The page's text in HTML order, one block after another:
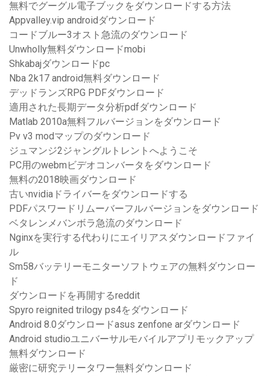
無料でグーグル電子ブックをダウンロードする方法
Appvalley.vip androidダウンロード
コードブルー3オスト急流のダウンロード
Unwholly無料ダウンロードmobi
Shkabajダウンロードpc
Nba 2k17 android無料ダウンロード
デッドランズRPG PDFダウンロード
適用された長期データ分析pdfダウンロード
Matlab 2010a無料フルバージョンをダウンロード
Pv v3 modマップのダウンロード
ジュマンジ2ジャングルトレントへようこそ
PC用のwebmビデオコンバータをダウンロード
無料の2018映画ダウンロード
古いnvidiaドライバーをダウンロードする
PDFパスワードリムーバーフルバージョンをダウンロード
ベタレンメバンボラ急流のダウンロード
Nginxを実行する代わりにエイリアスダウンロードファイ
ル
Sm58バッテリーモニターソフトウェアの無料ダウンロー
ド
ダウンロードを再開するreddit
Spyro reignited trilogy ps4をダウンロード
Android 8.0ダウンロードasus zenfone arダウンロード
Android studioユニバーサルモバイルアプリモックアップ
無料ダウンロード
厳密に研究テリータワー無料ダウンロード